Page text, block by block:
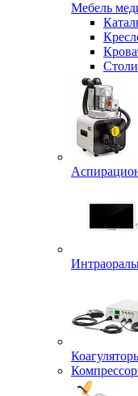
Мебель